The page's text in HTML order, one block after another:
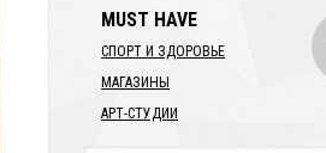
MUST HAVE
СПОРТ И ЗДОРОВЬЕ
МАГАЗИНЫ
АРТ-СТУДИИ